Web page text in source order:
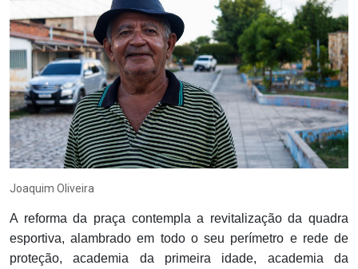
Joaquim Oliveira
A reforma da praça contempla a revitalização da quadra
esportiva, alambrado em todo o seu perímetro e rede de
proteção, academia da primeira idade, academia da